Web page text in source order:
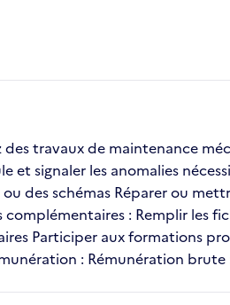
des travaux de maintenance
et signaler les anomalies
des schémas Réparer ou
: Remplir les
Participer aux formations
: Rémunération